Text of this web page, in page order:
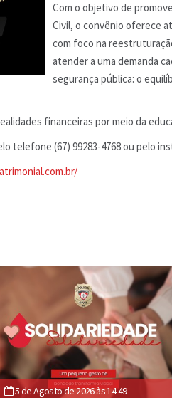
Com o objetivo de
Civil, o convênio oferece
com foco na
atender a uma demanda
segurança pública: o
financeiras por meio da
telefone (67) 99283-4768 ou pelo
5 de Agosto de 2026 às 14:49